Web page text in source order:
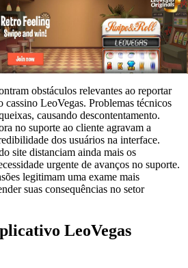
obstáculos relevantes ao reportar
cassino LeoVegas. Problemas técnicos
causando descontentamento.
no suporte ao cliente agravam a
dos usuários na interface.
site distanciam ainda mais os
urgente de avanços no suporte.
legitimam uma exame mais
suas consequências no setor
LeoVegas